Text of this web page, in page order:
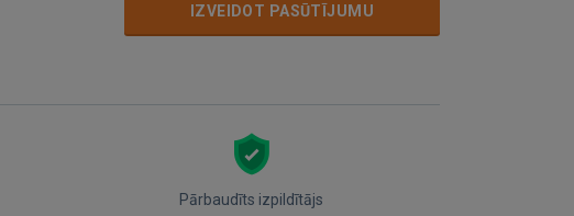
IZVEIDOT PASŪTĪJUMU
Pārbaudīts izpildītājs